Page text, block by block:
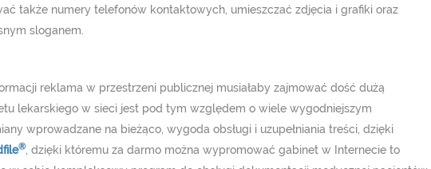
także numery telefonów kontaktowych, umieszczać zdjęcia i grafiki oraz
sloganem.
reklama w przestrzeni publicznej musiałaby zajmować dość dużą
lekarskiego w sieci jest pod tym względem o wiele wygodniejszym
wprowadzane na bieżąco, wygoda obsługi i uzupełniania treści, dzięki
® , dzięki któremu za darmo można wypromować gabinet w Internecie to